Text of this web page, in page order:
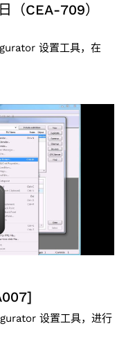
（CEA-709）
设置工具，在
设置工具，进行